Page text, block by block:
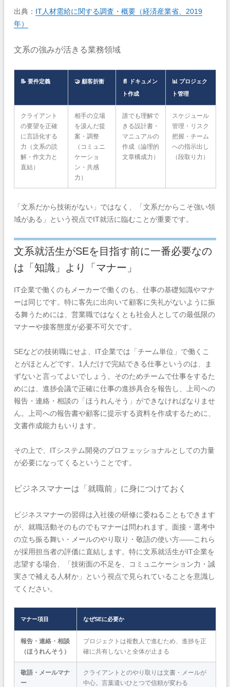
出典： IT人材需給に関する調査・概要（経済産業省、2019
年）
文系の強みが活きる業務領域
📝 要件定義 🤝 顧客折衝
📄 ドキュメン
ト作成
📊 プロジェク
ト管理
クライアント
の要望を正確
に言語化する
力（文系の読
解・作文力と
直結）
相手の立場
を汲んだ提
案・調整
（コミュニ
ケーショ
ン・共感
力）
誰でも理解で
きる設計書・
マニュアルの
作成（論理的
文章構成力）
スケジュール
管理・リスク
把握・チーム
への指示出し
（段取り力）
「文系だから技術がない」ではなく、「文系だからこそ強い領
域がある」という視点でIT就活に臨むことが重要です。
文系就活生がSEを目指す前に一番必要なの
は「知識」より「マナー」
IT企業で働くのもメーカーで働くのも、仕事の基礎知識やマナ
ーは同じです。特に客先に出向いて顧客に失礼がないように振
る舞うためには、営業職ではなくとも社会人としての最低限の
マナーや接客態度が必要不可欠です。
SEなどの技術職にせよ、IT企業では「チーム単位」で働くこ
とがほとんどです。1人だけで完結できる仕事というのは、ま
ずないと言ってよいでしょう。そのためチームで仕事をするた
めには、進捗会議で正確に仕事の進捗具合を報告し、上司への
報告・連絡・相談の「ほうれんそう」ができなければなりませ
ん。上司への報告書や顧客に提示する資料を作成するために、
文書作成能力もいります。
その上で、ITシステム開発のプロフェッショナルとしての力量
が必要になってくるということです。
ビジネスマナーは「就職前」に身につけておく
ビジネスマナーの習得は入社後の研修に委ねることもできます
が、就職活動そのものでもマナーは問われます。面接・選考中
の立ち振る舞い・メールのやり取り・敬語の使い方——これら
が採用担当者の評価に直結します。特に文系就活生がIT企業を
志望する場合、「技術面の不足を、コミュニケーション力・誠
実さで補える人材か」という視点で見られていることを意識し
てください。
マナー項目 なぜSEに必要か
報告・連絡・相談
（ほうれんそう）
プロジェクトは複数人で進むため、進捗を正
確に共有しないと全体が止まる
敬語・メールマナ
ー
クライアントとのやり取りは文書・メールが
中心。言葉遣いひとつで信頼が変わる